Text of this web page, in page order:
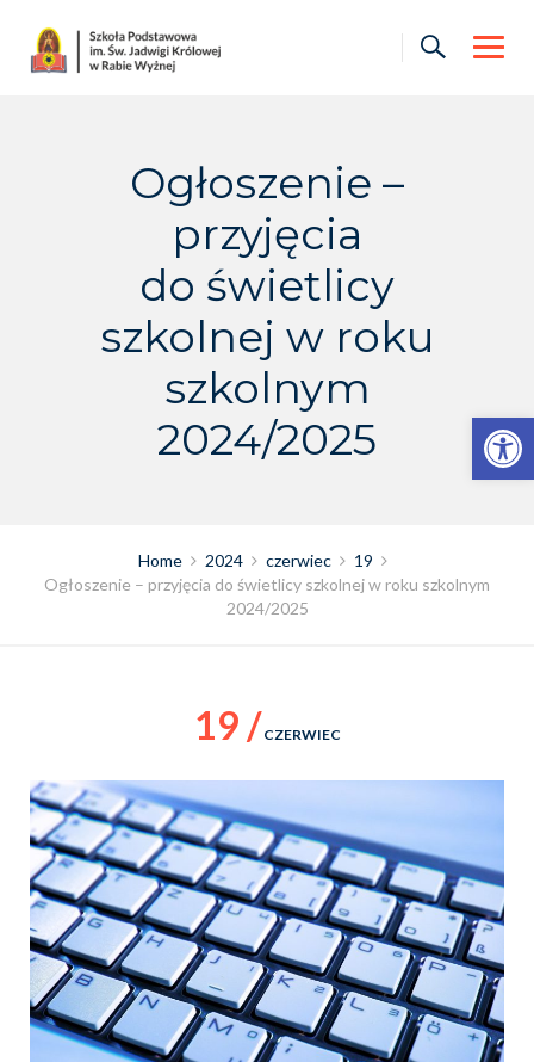
Otwórz pasek narzędzi
content
Ogłoszenie –
przyjęcia
do świetlicy
szkolnej w roku
szkolnym
2024/2025
Home 2024 czerwiec
19
Ogłoszenie – przyjęcia do świetlicy szkolnej w roku szkolnym
2024/2025
19 / CZERWIEC